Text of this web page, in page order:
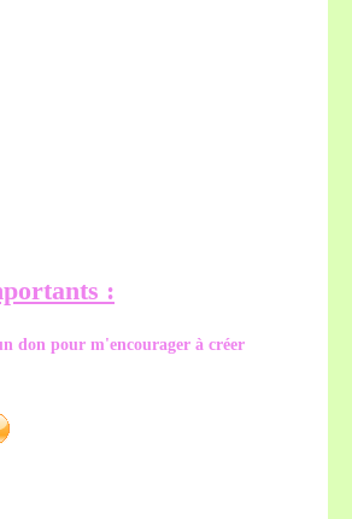
:
don pour m'encourager à créer